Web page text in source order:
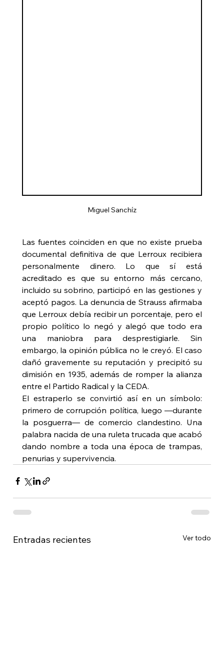
Miguel Sanchíz
Las fuentes coinciden en que no existe prueba
documental definitiva de que Lerroux recibiera
personalmente dinero. Lo que sí está
acreditado es que su entorno más cercano,
incluido su sobrino, participó en las gestiones y
aceptó pagos. La denuncia de Strauss afirmaba
que Lerroux debía recibir un porcentaje, pero el
propio político lo negó y alegó que todo era
una maniobra para desprestigiarle. Sin
embargo, la opinión pública no le creyó. El caso
dañó gravemente su reputación y precipitó su
dimisión en 1935, además de romper la alianza
entre el Partido Radical y la CEDA.
El estraperlo se convirtió así en un símbolo:
primero de corrupción política, luego —durante
la posguerra— de comercio clandestino. Una
palabra nacida de una ruleta trucada que acabó
dando nombre a toda una época de trampas,
penurias y supervivencia.
Entradas recientes Ver todo